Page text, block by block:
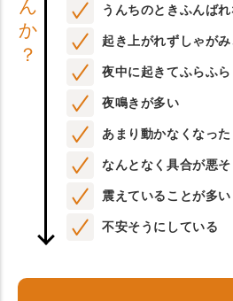
うんちのときふんば
起き上がれずしゃが
夜中に起きてふらふら
夜鳴きが多い
あまり動かなくなった
なんとなく具合が悪そ
震えていることが多い
不安そうにしている